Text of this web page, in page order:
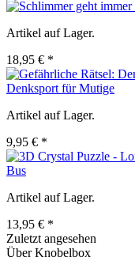
Artikel auf Lager.
18,95 € *
Denksport für Mutige
Artikel auf Lager.
9,95 € *
Bus
Artikel auf Lager.
13,95 € *
Zuletzt angesehen
Über Knobelbox